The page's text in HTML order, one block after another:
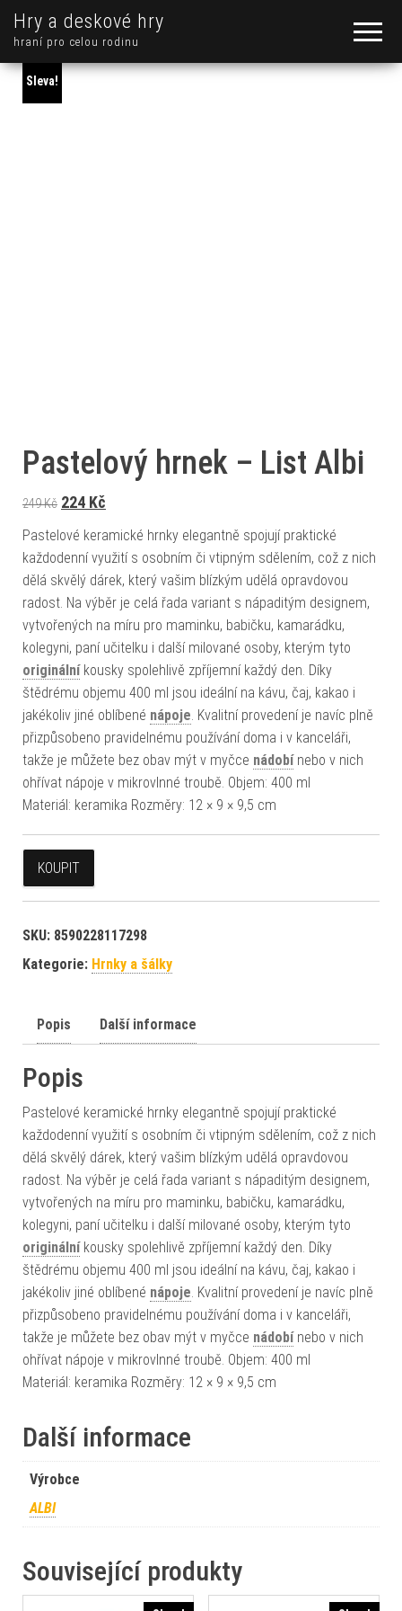
Hry a deskové hry
hraní pro celou rodinu
Sleva!
Pastelový hrnek – List Albi
249Kč Původní cena byla: 249 Kč.
224 Kč
Pastelové keramické hrnky elegantně spojují praktické
každodenní využití s osobním či vtipným sdělením, což z nich
dělá skvělý dárek, který vašim blízkým udělá opravdovou
radost. Na výběr je celá řada variant s nápaditým designem,
vytvořených na míru pro maminku, babičku, kamarádku,
kolegyni, paní učitelku i další milované osoby, kterým tyto
originálníkousky spolehlivě zpříjemní každý den. Díky
štědrému objemu 400 ml jsou ideální na kávu, čaj, kakao i
jakékoliv jiné oblíbené nápoje. Kvalitní provedení je navíc plně
přizpůsobeno pravidelnému používání doma i v kanceláři,
takže je můžete bez obav mýt v myčce nádobínebo v nich
ohřívat nápoje v mikrovlnné troubě. Objem: 400 ml
Materiál: keramika Rozměry: 12 × 9 × 9,5 cm
KOUPIT
SKU: 8590228117298
Kategorie: Hrnky a šálky
Popis Další informace
Popis
Pastelové keramické hrnky elegantně spojují praktické
každodenní využití s osobním či vtipným sdělením, což z nich
dělá skvělý dárek, který vašim blízkým udělá opravdovou
radost. Na výběr je celá řada variant s nápaditým designem,
vytvořených na míru pro maminku, babičku, kamarádku,
kolegyni, paní učitelku i další milované osoby, kterým tyto
originálníkousky spolehlivě zpříjemní každý den. Díky
štědrému objemu 400 ml jsou ideální na kávu, čaj, kakao i
jakékoliv jiné oblíbené nápoje. Kvalitní provedení je navíc plně
přizpůsobeno pravidelnému používání doma i v kanceláři,
takže je můžete bez obav mýt v myčce nádobínebo v nich
ohřívat nápoje v mikrovlnné troubě. Objem: 400 ml
Materiál: keramika Rozměry: 12 × 9 × 9,5 cm
Další informace
Výrobce
ALBI
Související produkty